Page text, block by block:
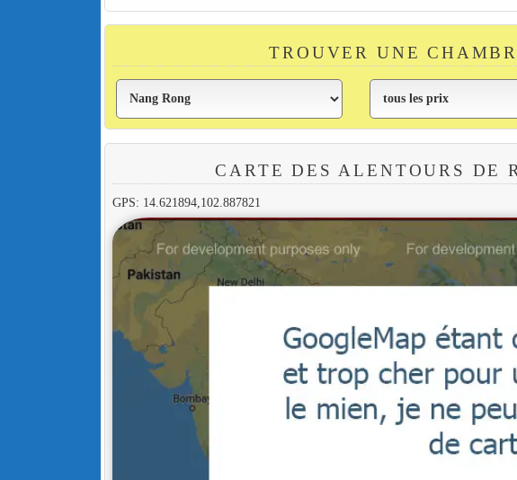
TROUVER UNE
CARTE DES ALENTOURS DE
GPS: 14.621894,102.887821